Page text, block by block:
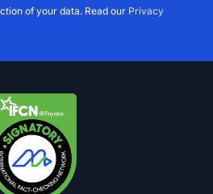
of your data. Read our Privacy